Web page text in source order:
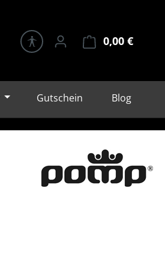
0,00 €
Gutschein Blog